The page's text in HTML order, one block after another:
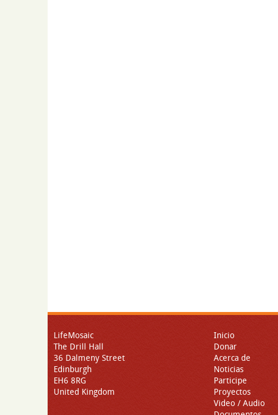
LifeMosaic
The Drill Hall
36 Dalmeny Street
Edinburgh
EH6 8RG
United Kingdom
Inicio
Donar
Acerca de
Noticias
Participe
Proyectos
Video / Audio